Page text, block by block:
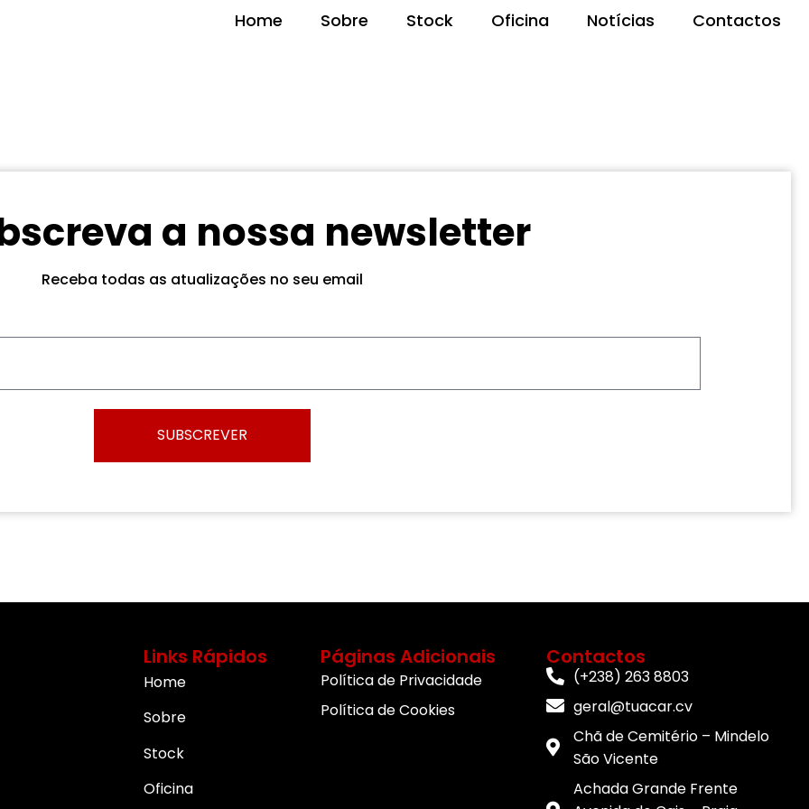
Home Sobre Stock Oficina Notícias Contactos
a nossa newsletter
Receba todas as atualizações no seu email
SUBSCREVER
Links Rápidos
Home
Sobre
Stock
Oficina
Páginas Adicionais
Política de Privacidade
Política de Cookies
Contactos
(+238) 263 8803
geral@tuacar.cv
Chã de Cemitério – Mindelo
São Vicente
Achada Grande Frente